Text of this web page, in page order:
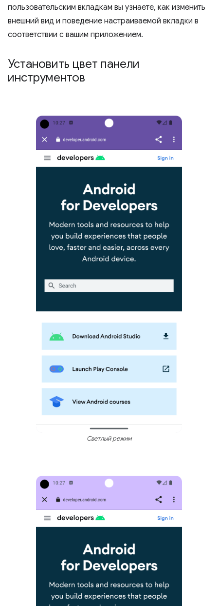
пользовательским вкладкам вы узнаете, как изменить
внешний вид и поведение настраиваемой вкладки в
соответствии с вашим приложением.
Установить цвет панели
инструментов
Светлый режим